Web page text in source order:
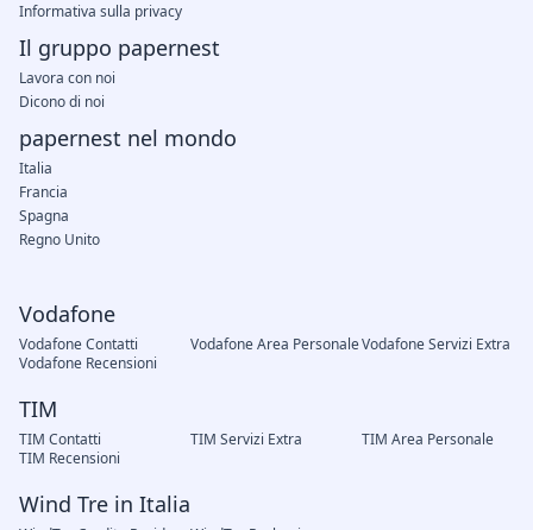
Vodafone
Vodafone Contatti Vodafone Area PersonaleVodafone Servizi Extra
Vodafone Recensioni
TIM
TIM Contatti TIM Servizi Extra
TIM Area Personale
TIM Recensioni
Wind Tre in Italia
Informativa sulla privacy
Il gruppo papernest
Lavora con noi
Dicono di noi
papernest nel mondo
Italia
Francia
Spagna
Regno Unito